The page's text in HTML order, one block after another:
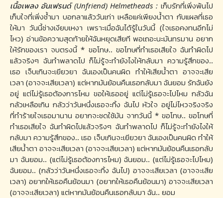
เนื้อเพลง อันเฟรนด์ (Unfriend) Helmetheads : เก็บรักที่เพิ่งพ้นไป
เก็บใจที่เพิ่งช้ำมา บอกลาแล้ววันเก่า เหลือแค่เพียงน้ำตา กับแผลที่เธอ
ให้มา วันนี้ช่างเงียบเหงา เพราะเมื่อฉันได้รู้ในวันนี้ (ใจเธอคงทนอีกไม่
ไหว) อ่านข้อความสุดท้ายให้ฉันหยุดเสียที พอเถอะนะมันทรมาน อยาก
ให้รักของเรา จบตรงนี้ * ขอโทษ.. ขอโทษที่ทำเธอเสียใจ ฉันทำผิดไป
แล้วจริงๆ ฉันทำพลาดไป ก็ไม่รู้จะทำยังไงให้กลับมา ความรู้สึกของ..
เธอ เจ็บเกินจะเยียวยา ฉันเองเป็นคนผิด ทำให้เสียน้ำตา อาจจะเสีย
เวลา (อาจจะเสียเวลา) แต่หากมันย้อนคืนเธอกลับมา ฉันยอม รักฉันยัง
อยู่ แต่ไม่รู้เธอต้องการไหม ขอให้เธออยู่ แต่ไม่รู้เธอจะไปไหม กลัวฉัน
กลัวเหลือเกิน กลัวว่าวันหนึ่งเธอจะทิ้ง ฉันไป หัวใจ อยู่ไม่ไหวจริงจริง
ที่ทำร้ายใจเธอมานาน อยากจะชดใช้มัน จากวันนี้ * ขอโทษ.. ขอโทษที่
ทำเธอเสียใจ ฉันทำผิดไปแล้วจริงๆ ฉันทำพลาดไป ก็ไม่รู้จะทำยังไงให้
กลับมา ความรู้สึกของ.. เธอ เจ็บเกินจะเยียวยา ฉันเองเป็นคนผิด ทำให้
เสียน้ำตา อาจจะเสียเวลา (อาจจะเสียเวลา) แต่หากมันย้อนคืนเธอกลับ
มา ฉันยอม.. (แต่ไม่รู้เธอต้องการไหม) ฉันยอม.. (แต่ไม่รู้เธอจะไปไหม)
ฉันยอม.. (กลัวว่าวันหนึ่งเธอจะทิ้ง ฉันไป) อาจจะเสียเวลา (อาจจะเสีย
เวลา) อยากให้เธอคืนย้อนมา (อยากให้เธอคืนย้อนมา) อาจจะเสียเวลา
(อาจจะเสียเวลา) แต่หากมันย้อนคืนเธอกลับมา ฉัน.. ยอม